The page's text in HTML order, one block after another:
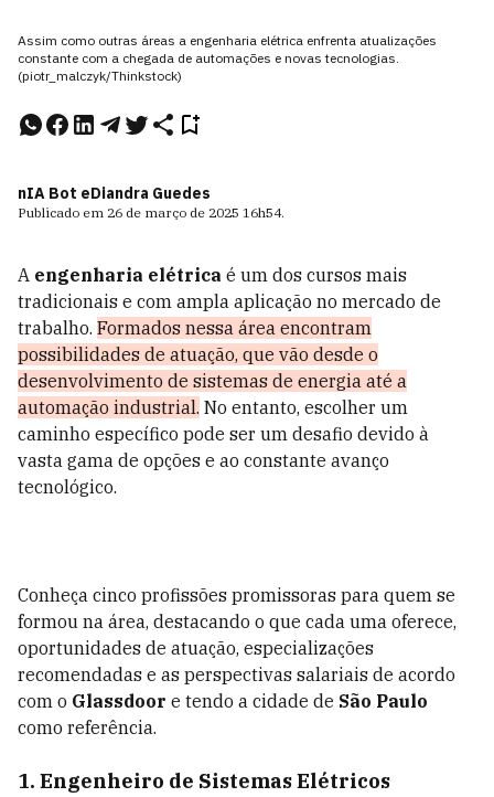
Assim como outras áreas a engenharia elétrica enfrenta atualizações
constante com a chegada de automações e novas tecnologias.
(piotr_malczyk/Thinkstock)
nIA Bot eDiandra Guedes
Publicado em 26 de março de 2025 16h54.
A engenharia elétrica é um dos cursos mais
tradicionais e com ampla aplicação no mercado de
trabalho. Formados nessa área encontram
possibilidades de atuação, que vão desde o
desenvolvimento de sistemas de energia até a
automação industrial. No entanto, escolher um
caminho específico pode ser um desafio devido à
vasta gama de opções e ao constante avanço
tecnológico.
Conheça cinco profissões promissoras para quem se
formou na área, destacando o que cada uma oferece,
oportunidades de atuação, especializações
recomendadas e as perspectivas salariais de acordo
com o Glassdoor e tendo a cidade de São Paulo
como referência.
1. Engenheiro de Sistemas Elétricos